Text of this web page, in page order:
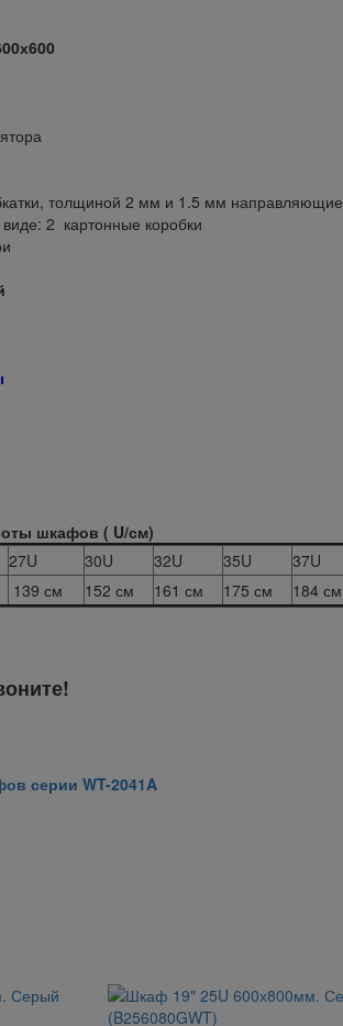
толщиной 2 мм и 1.5 мм направляющие
2 картонные коробки
шкафов ( U/см)
27U 30U 32U 35U 37U
139 см 152 см 161 см 175 см 184 см
серии WT-2041A